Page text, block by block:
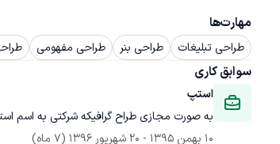
مهارت‌ها
طراحی تبلیغات طراحی بنر طراحی مفهومی
سوابق کاری
استپ
به صورت مجازی طراح گرافیکه شرکتی به اسم
10 بهمن 1395
- 20 شهریور 1396 (7 ماه)